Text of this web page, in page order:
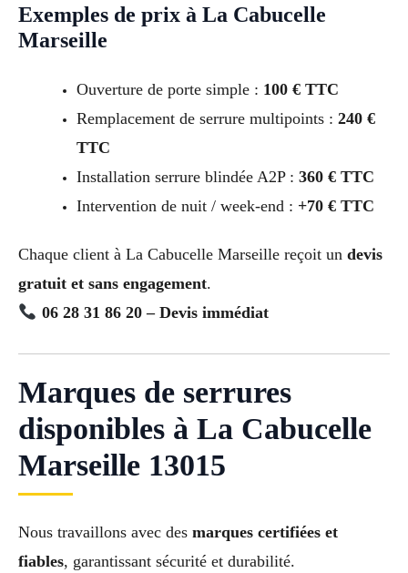
Exemples de prix à La Cabucelle
Marseille
Ouverture de porte simple : 100 € TTC
Remplacement de serrure multipoints : 240 €
TTC
Installation serrure blindée A2P : 360 € TTC
Intervention de nuit / week-end : +70 € TTC
Chaque client à La Cabucelle Marseille reçoit un devis
gratuit et sans engagement.
06 28 31 86 20 – Devis immédiat
Marques de serrures
disponibles à La Cabucelle
Marseille 13015
Nous travaillons avec des marques certifiées et
fiables, garantissant sécurité et durabilité.